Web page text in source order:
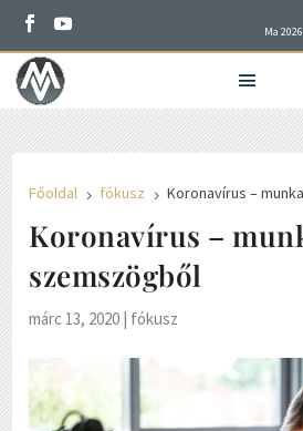
Ma
Főoldal 5 fókusz 5 Koronavírus –
Koronavírus –
szemszögből
márc 13, 2020 fókusz